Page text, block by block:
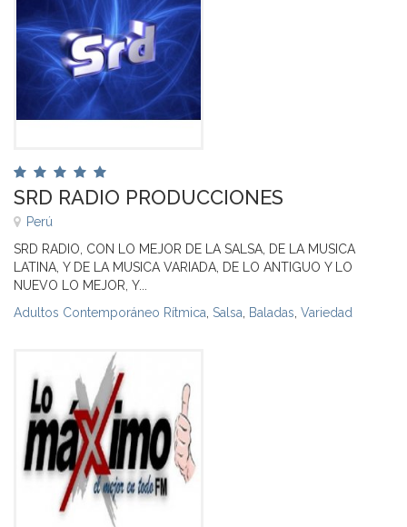
SRD RADIO PRODUCCIONES
Perú
SRD RADIO, CON LO MEJOR DE LA SALSA, DE LA MUSICA
LATINA, Y DE LA MUSICA VARIADA, DE LO ANTIGUO Y LO
NUEVO LO MEJOR, Y...
Adultos Contemporáneo Rítmica Salsa Baladas Variedad